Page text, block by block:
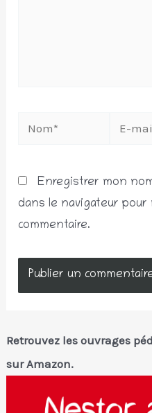
Retrouvez les ouvrages
sur Amazon.
Enregistrer mon
dans le navigateur pour
commentaire.